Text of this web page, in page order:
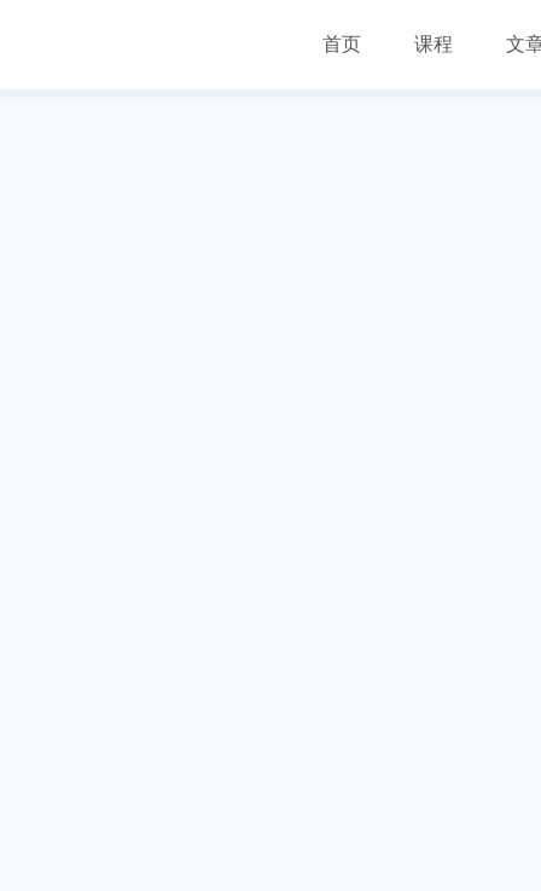
首页 课程 文